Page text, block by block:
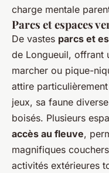
charge mentale
Parcs et espaces
De vastes parcs et
de Longueuil, offrant
marcher ou pique-
attire
jeux, sa faune
boisés. Plusieurs
accès au fleuve,
magnifiques
activités extérieures